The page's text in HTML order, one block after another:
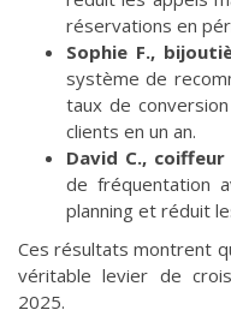
réservations en
Sophie F.,
système de
taux de
clients en un an.
David C., coiffeur
de fréquentation
planning et réduit
Ces résultats montrent
véritable levier de
2025.